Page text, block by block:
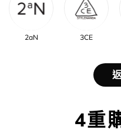
2aN 3CE
4重